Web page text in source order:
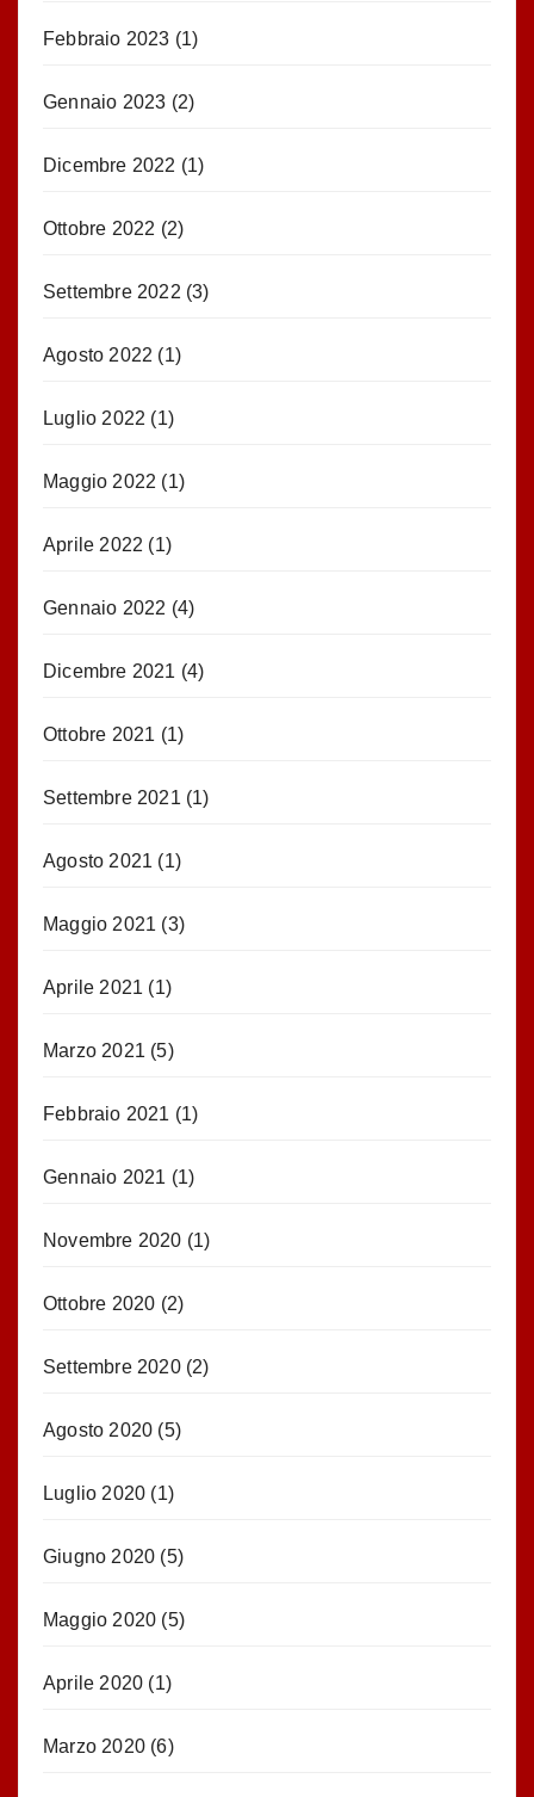
Febbraio 2023 (1)
Gennaio 2023 (2)
Dicembre 2022 (1)
Ottobre 2022 (2)
Settembre 2022 (3)
Agosto 2022 (1)
Luglio 2022 (1)
Maggio 2022 (1)
Aprile 2022 (1)
Gennaio 2022 (4)
Dicembre 2021 (4)
Ottobre 2021 (1)
Settembre 2021 (1)
Agosto 2021 (1)
Maggio 2021 (3)
Aprile 2021 (1)
Marzo 2021 (5)
Febbraio 2021 (1)
Gennaio 2021 (1)
Novembre 2020 (1)
Ottobre 2020 (2)
Settembre 2020(2)
Agosto 2020 (5)
Luglio 2020 (1)
Giugno 2020 (5)
Maggio 2020 (5)
Aprile 2020 (1)
Marzo 2020 (6)